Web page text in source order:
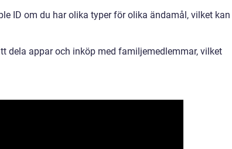
ID om du har olika typer för olika ändamål, vilket kan
dela appar och inköp med familjemedlemmar, vilket